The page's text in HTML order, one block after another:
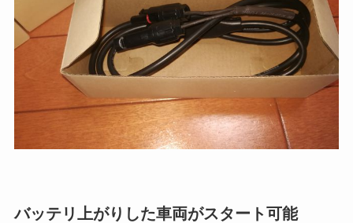
バッテリ上がりした車両がスタート可能